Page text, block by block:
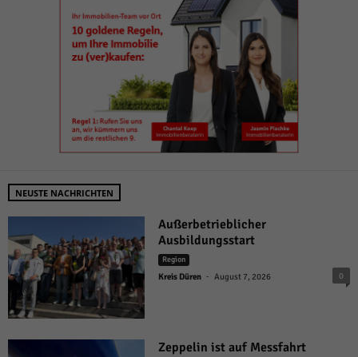
NEUSTE NACHRICHTEN
Außerbetrieblicher
Ausbildungsstart
Region
Kreis Düren - August 7, 2026 0
Zeppelin ist auf Messfahrt